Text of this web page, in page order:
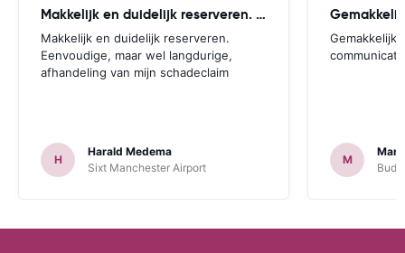
Makkelijk en duidelijk reserveren. Eenvoudige
Makkelijk en duidelijk reserveren.
Eenvoudige, maar wel langdurige,
afhandeling van mijn schadeclaim
H
Harald Medema
Sixt Manchester Airport
M